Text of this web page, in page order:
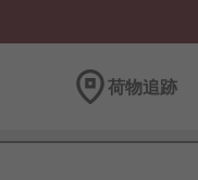
荷物追跡